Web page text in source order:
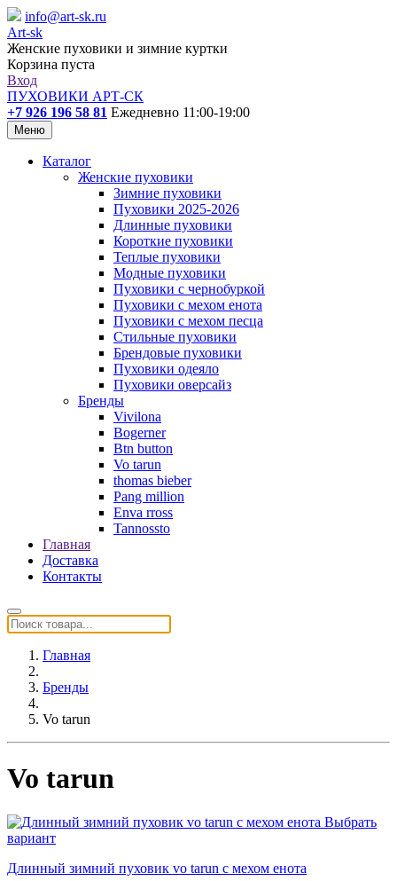
info@art-sk.ru
Art-sk
Женские пуховики и зимние куртки
Корзина пуста
Вход
ПУХОВИКИ АРТ-СК
+7 926 196 58 81 Ежедневно 11:00-19:00
Меню
Каталог
Женские пуховики
Зимние пуховики
Пуховики 2025-2026
Длинные пуховики
Короткие пуховики
Теплые пуховики
Модные пуховики
Пуховики с чернобуркой
Пуховики с мехом енота
Пуховики с мехом песца
Стильные пуховики
Брендовые пуховики
Пуховики одеяло
Пуховики оверсайз
Бренды
Vivilona
Bogerner
Btn button
Vo tarun
thomas bieber
Pang million
Enva rross
Tannossto
Главная
Доставка
Контакты
Главная
Бренды
Vo tarun
Vo tarun
Выбрать
вариант
Длинный зимний пуховик vo tarun с мехом енота